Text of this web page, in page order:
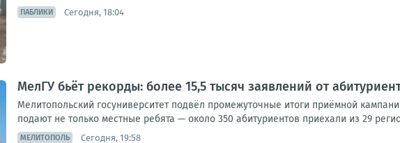
ПАБЛИКИ Сегодня, 18:04
МелГУ бьёт рекорды: более 15,5 тысяч заявлений от
Мелитопольский госуниверситет подвёл промежуточные итоги приёмной
подают не только местные ребята — около 350 абитуриентов приехали из 29
МЕЛИТОПОЛЬ Сегодня, 19:58